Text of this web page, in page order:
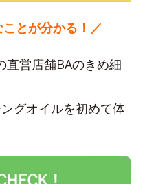
とが分かる！／
直営店舗BAのきめ細
グオイルを初めて体